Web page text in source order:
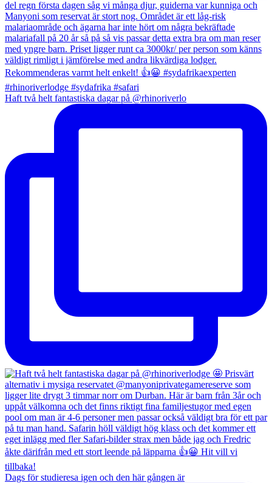
Haft två helt fantastiska dagar på @rhinoriverlo
Dags för studieresa igen och den här gången är